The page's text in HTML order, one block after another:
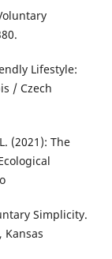
Lifestyle:
/ Czech
(2021): The
Simplicity.
Kansas